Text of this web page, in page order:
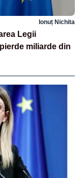
Ionuț Nichita
Legii
miliarde din